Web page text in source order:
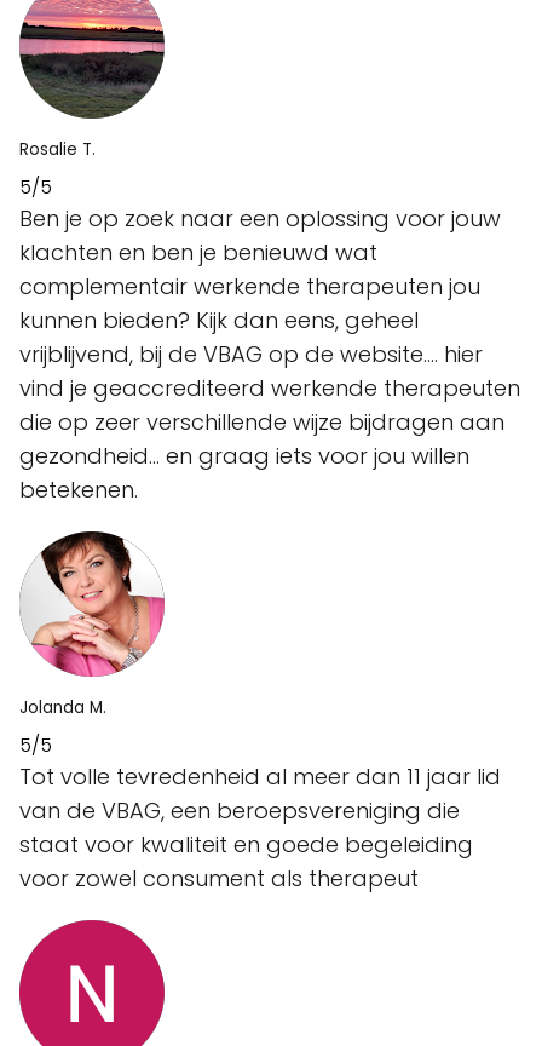
Rosalie T.
5/5
Ben je op zoek naar een oplossing voor jouw
klachten en ben je benieuwd wat
complementair werkende therapeuten jou
kunnen bieden? Kijk dan eens, geheel
vrijblijvend, bij de VBAG op de website.... hier
vind je geaccrediteerd werkende therapeuten
die op zeer verschillende wijze bijdragen aan
gezondheid... en graag iets voor jou willen
betekenen.
Jolanda M.
5/5
Tot volle tevredenheid al meer dan 11 jaar lid
van de VBAG, een beroepsvereniging die
staat voor kwaliteit en goede begeleiding
voor zowel consument als therapeut